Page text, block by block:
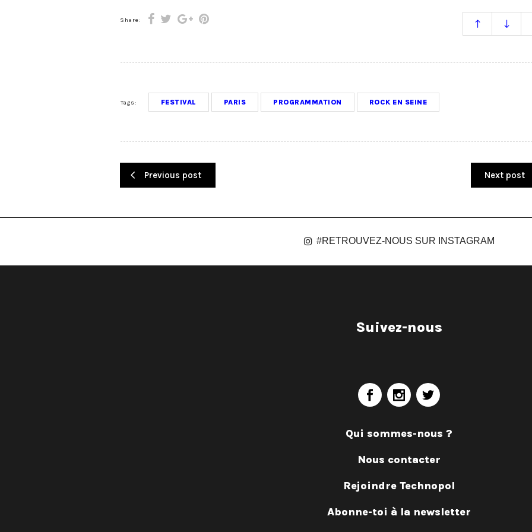
Share:
Tags: FESTIVAL PARIS PROGRAMMATION ROCK EN SEINE
Previous post Next post
#RETROUVEZ-NOUS SUR INSTAGRAM
Suivez-nous
Qui sommes-nous ?
Nous contacter
Rejoindre Technopol
Abonne-toi à la newsletter